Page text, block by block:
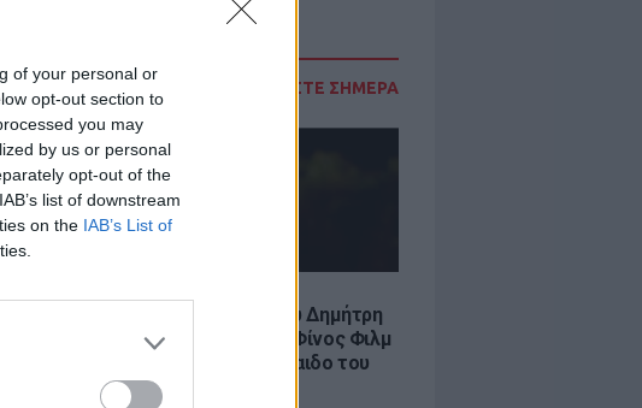
of your personal or
opt-out section to
you may
by us or personal
opt-out of the
list of downstream
on the IAB’s List of
ΔΙΑΒΑΣΤΕ ΣΗΜΕΡΑ
22 χρόνια από τον θάνατο του Δημήτρη
Παπαμιχαήλ: Η ανάρτηση της Φίνος Φιλμ
για το «γοητευτικό λεβεντόπαιδο του
ελληνικού σινεμά»